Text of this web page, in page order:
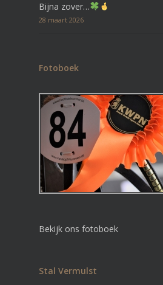
Bijna zover…
28 maart 2026
Fotoboek
Bekijk ons fotoboek
Stal Vermulst